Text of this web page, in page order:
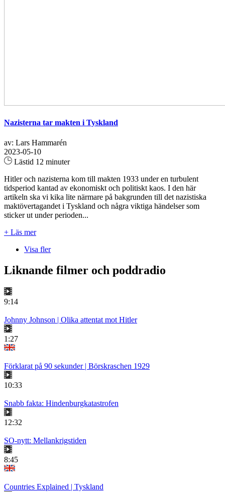
Nazisterna tar makten i Tyskland
av: Lars Hammarén
2023-05-10
Lästid 12 minuter
Hitler och nazisterna kom till makten 1933 under en turbulent
tidsperiod kantad av ekonomiskt och politiskt kaos. I den här
artikeln ska vi kika lite närmare på bakgrunden till det nazistiska
maktövertagandet i Tyskland och några viktiga händelser som
sticker ut under perioden...
+ Läs mer
Visa fler
Liknande filmer och poddradio
9:14
Johnny Johnson | Olika attentat mot Hitler
1:27
Förklarat på 90 sekunder | Börskraschen 1929
10:33
Snabb fakta: Hindenburgkatastrofen
12:32
SO-nytt: Mellankrigstiden
8:45
Countries Explained | Tyskland